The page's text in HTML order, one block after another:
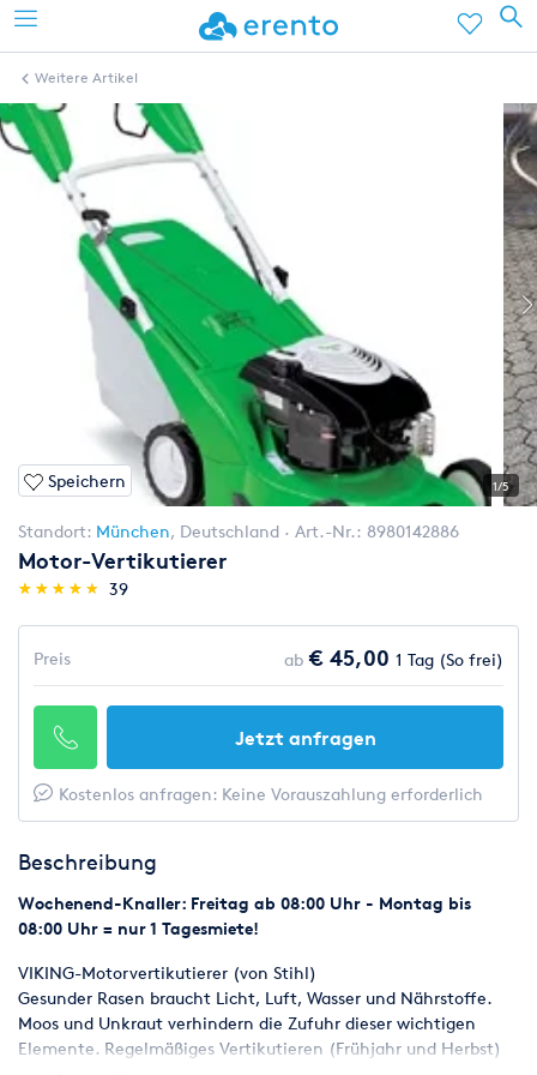
Weitere Artikel
Speichern 1/5
Standort: München, Deutschland Art.-Nr.: 8980142886
Motor-Vertikutierer
(*)
★
★
(*)★
★
(*) ★
★
(*) ★
★
(*) ★
★ 39
Preis ab € 45,00 1 Tag (So frei)
Jetzt anfragen
Kostenlos anfragen: Keine Vorauszahlung erforderlich
Beschreibung
Wochenend-Knaller: Freitag ab 08:00 Uhr - Montag bis
08:00 Uhr = nur 1 Tagesmiete!
VIKING-Motorvertikutierer (von Stihl)
Gesunder Rasen braucht Licht, Luft, Wasser und Nährstoffe.
Moos und Unkraut verhindern die Zufuhr dieser wichtigen
Elemente. Regelmäßiges Vertikutieren (Frühjahr und Herbst)